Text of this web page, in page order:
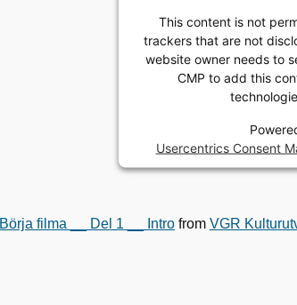
This content is not
trackers that are not
website owner needs to
CMP to add this
Usercentrics Consent
Börja filma __ Del 1 __ Intro from VGR